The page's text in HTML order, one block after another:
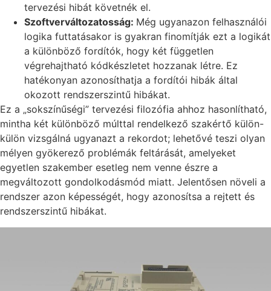
tervezési hibát követnék el.
Szoftverváltozatosság: Még ugyanazon felhasználói
logika futtatásakor is gyakran finomítják ezt a logikát
a különböző fordítók, hogy két független
végrehajtható kódkészletet hozzanak létre. Ez
hatékonyan azonosíthatja a fordítói hibák által
okozott rendszerszintű hibákat.
Ez a „sokszínűségi” tervezési filozófia ahhoz hasonlítható,
mintha két különböző múlttal rendelkező szakértő külön-
külön vizsgálná ugyanazt a rekordot; lehetővé teszi olyan
mélyen gyökerező problémák feltárását, amelyeket
egyetlen szakember esetleg nem venne észre a
megváltozott gondolkodásmód miatt. Jelentősen növeli a
rendszer azon képességét, hogy azonosítsa a rejtett és
rendszerszintű hibákat.